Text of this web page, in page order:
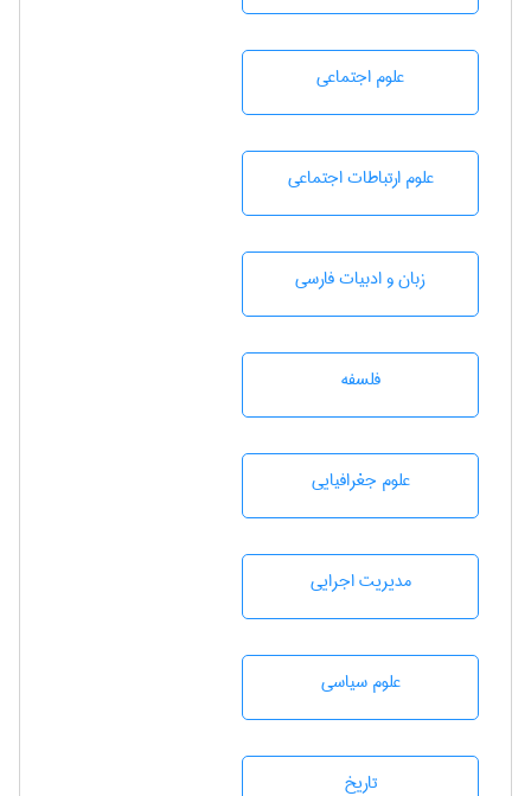
علوم اجتماعی
علوم ارتباطات اجتماعی
زبان و ادبيات فارسی
فلسفه
علوم جغرافيايی
مديريت اجرايی
علوم سياسی
تاريخ